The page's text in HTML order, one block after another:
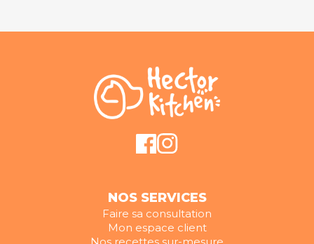
NOS SERVICES
Faire sa consultation
Mon espace client